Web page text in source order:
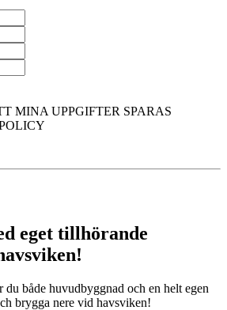
MINA UPPGIFTER SPARAS
eget tillhörande
du både huvudbyggnad och en helt egen
brygga nere vid havsviken!